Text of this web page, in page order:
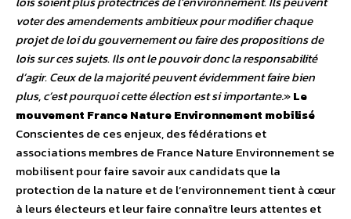
voter des amendements ambitieux pour modifier chaque
projet de loi du gouvernement ou faire des propositions de
lois sur ces sujets. Ils ont le pouvoir donc la responsabilité
d’agir. Ceux de la majorité peuvent évidemment faire bien
plus, c’est pourquoi cette élection est si importante.»Le
mouvement France Nature Environnement mobilisé
Conscientes de ces enjeux, des fédérations et
associations membres de France Nature Environnement se
mobilisent pour faire savoir aux candidats que la
protection de la nature et de l’environnement tient à cœur
à leurs électeurs et leur faire connaître leurs attentes et